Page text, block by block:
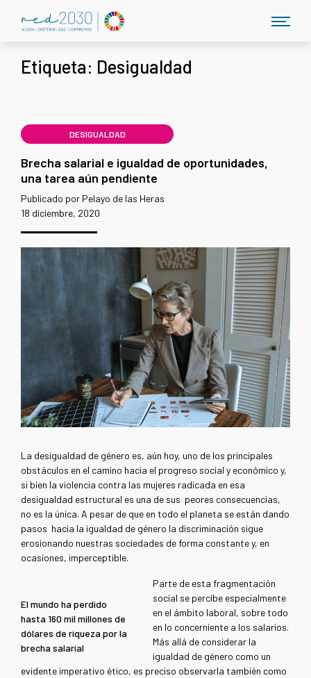
Etiqueta: Desigualdad
DESIGUALDAD
Brecha salarial e igualdad de oportunidades,
una tarea aún pendiente
Publicado por Pelayo de las Heras
18 diciembre, 2020
La desigualdad de género es, aún hoy, uno de los principales
obstáculos en el camino hacia el progreso social y económico y,
si bien la violencia contra las mujeres radicada en esa
desigualdad estructural es una de sus peores consecuencias,
no es la única. A pesar de que en todo el planeta se están dando
pasos hacia la igualdad de género la discriminación sigue
erosionando nuestras sociedades de forma constante y, en
ocasiones, imperceptible.
El mundo ha perdido
hasta 160 mil millones de
dólares de riqueza por la
brecha salarial
Parte de esta fragmentación
social se percibe especialmente
en el ámbito laboral, sobre todo
en lo concerniente a los salarios.
Más allá de considerar la
igualdad de género como un
evidente imperativo ético, es preciso observarla también como